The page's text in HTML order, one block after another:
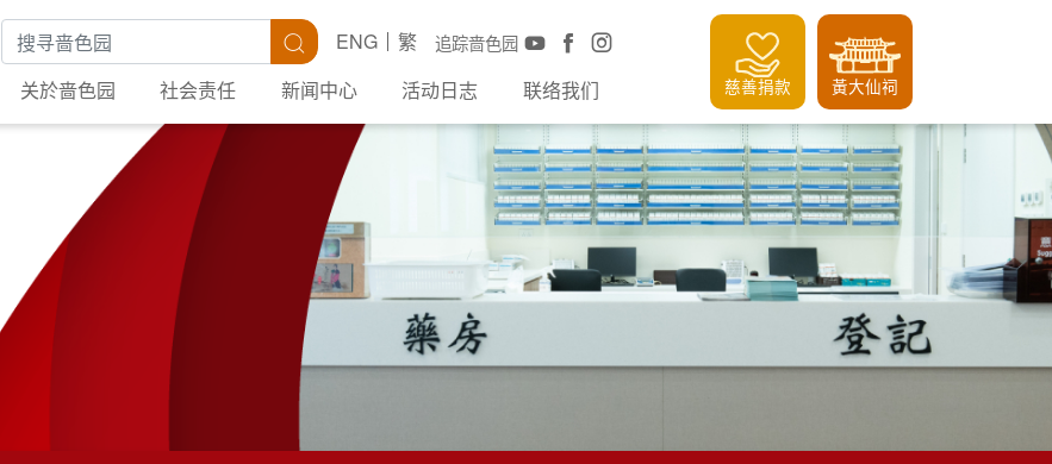
搜寻关键字 搜寻 追踪啬色园
ENG
繁
关於啬色园
社会责任 新闻中心 活动日志 联络我们 慈善捐款 黃大仙祠